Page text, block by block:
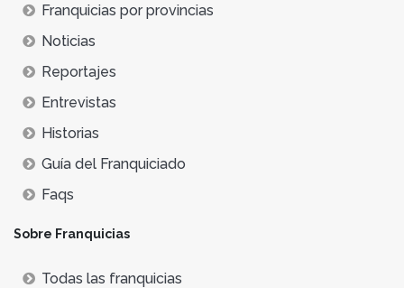
Franquicias por provincias
Noticias
Reportajes
Entrevistas
Historias
Guía del Franquiciado
Faqs
Sobre Franquicias
Todas las franquicias